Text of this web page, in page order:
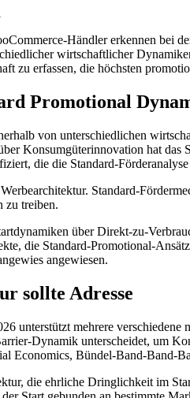
Händler erkennen bei
wirtschaftlicher
zu erfassen, die höchsten
Promotional
von unterschiedlichen
Konsumgüterinnovation hat
die die Standard-
Standard-
zu treiben.
über Direkt-zu-
die Standard-Promotional-
angewiesen.
sollte Adresse
unterstützt mehrere
Dynamik unterscheidet, um
Economics, Bündel-Band-Band-
die ehrliche Dringlichkeit im